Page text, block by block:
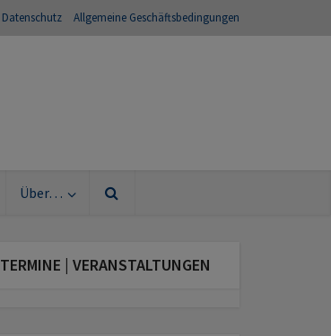
Datenschutz Allgemeine Geschäftsbedingungen
Über…
TERMINE | VERANSTALTUNGEN